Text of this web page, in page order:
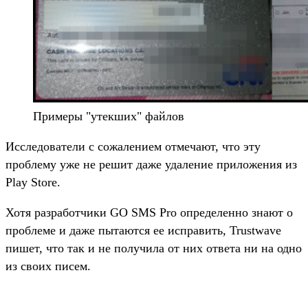
Примеры "утекших" файлов
Исследователи с сожалением отмечают, что эту
проблему уже не решит даже удаление приложения из
Play Store.
Хотя разработчики GO SMS Pro определенно знают о
проблеме и даже пытаются ее исправить, Trustwave
пишет, что так и не получила от них ответа ни на одно
из своих писем.